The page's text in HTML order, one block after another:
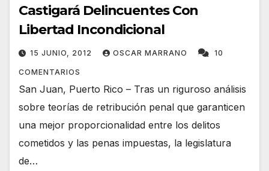
Castigará Delincuentes Con
Libertad Incondicional
15 JUNIO, 2012 OSCAR MARRANO 10
COMENTARIOS
San Juan, Puerto Rico – Tras un riguroso análisis
sobre teorías de retribución penal que garanticen
una mejor proporcionalidad entre los delitos
cometidos y las penas impuestas, la legislatura
de…